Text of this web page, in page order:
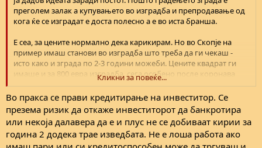
преголем залак а купувањето во изградба и препродавање од
кога ќе се изградат е доста полесно а е во иста бранша.
Е сеа, за цените нормално дека карикирам. Но во Скопје на
пример имаш станови во изградба што треба да ги чекаш -
исто како и зграда по 2-3 години можеби. Цените квадрат ги
имаше и за 800 евра изградба, сега особено после коронава
имаш станови во Аеродром на пример што ги даваат по 1100-
1300 евра квадрат. Најефтино во новиве згради како што зборат
луѓе е по 1000 евра квадрат. Значи бројките нормално дека се
отприлика кажани, да не кажам од ракав извадени, се зависи и
од локацијата и пунудата/цената на пазарот.
Се надевам дека сфати што сакав да кажам.
Кликни за повеќе...
Во пракса се прави кредитирање на инвеститор. Се
презема ризик да откаже инвеститорот да банкротира
или некоја далавера да е и плус не се добиваат кирии за
година 2 додека трае изведбата. Не е лоша работа ако